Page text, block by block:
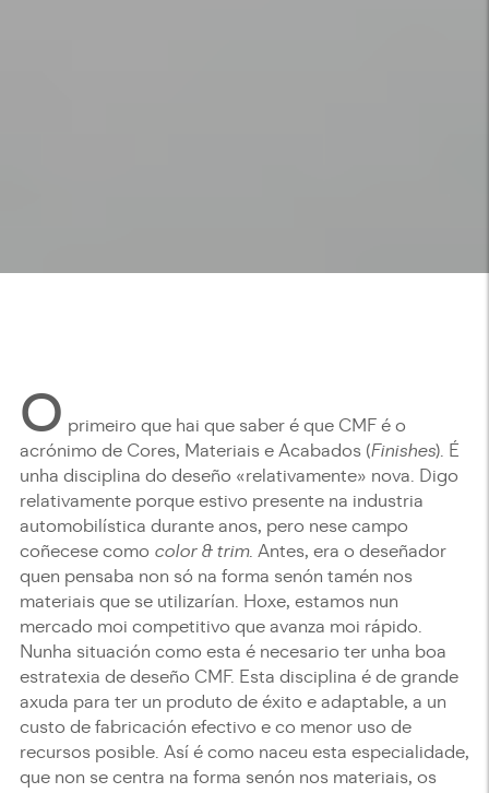
O primeiro que hai que saber é que CMF é o
acrónimo de Cores, Materiais e Acabados (Finishes). É
unha disciplina do deseño «relativamente» nova. Digo
relativamente porque estivo presente na industria
automobilística durante anos, pero nese campo
coñecese como color & trim. Antes, era o deseñador
quen pensaba non só na forma senón tamén nos
materiais que se utilizarían. Hoxe, estamos nun
mercado moi competitivo que avanza moi rápido.
Nunha situación como esta é necesario ter unha boa
estratexia de deseño CMF. Esta disciplina é de grande
axuda para ter un produto de éxito e adaptable, a un
custo de fabricación efectivo e co menor uso de
recursos posible. Así é como naceu esta especialidade,
que non se centra na forma senón nos materiais, os